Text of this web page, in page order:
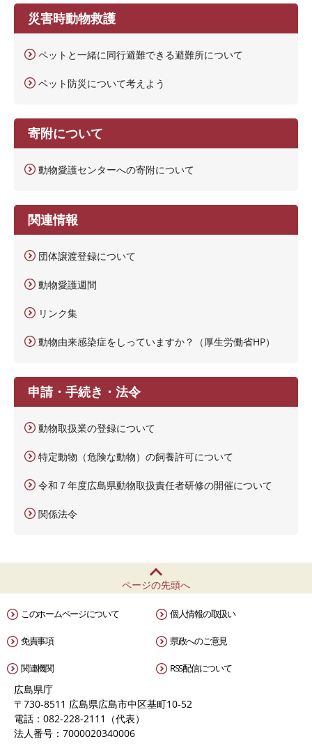
災害時動物救護
ペットと一緒に同行避難できる避難所について
ペット防災について考えよう
寄附について
動物愛護センターへの寄附について
関連情報
団体譲渡登録について
動物愛護週間
リンク集
動物由来感染症をしっていますか？（厚生労働省HP）
申請・手続き・法令
動物取扱業の登録について
特定動物（危険な動物）の飼養許可について
令和７年度広島県動物取扱責任者研修の開催について
関係法令
ページの先頭へ
このホームページについて 個人情報の取扱い
免責事項 県政へのご意見
関連機関 RSS配信について
広島県庁
〒730-8511 広島県広島市中区基町10-52
電話：082-228-2111（代表）
法人番号：7000020340006